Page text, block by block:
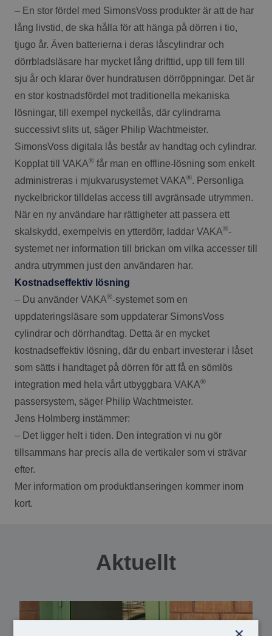
– En stor fördel med SimonsVoss produkter är att de har
lång livstid, de ska hålla för att hänga på dörren i tio,
tjugo år. Även batterierna i deras låscylindrar och
dörrbladsläsare har mycket lång drifttid, upp till fem till
sju år och klarar över hundratusen dörröppningar. Det är
en stor kostnadsfördel mot traditionella mekaniska
lösningar, till exempel nyckellås, där cylindrarna
successivt slits ut, säger Philip Wachtmeister.
SimonsVoss digitala lås består av handtag och cylindrar.
Kopplat till VAKA® får man en offline-lösning som enkelt
administreras i mjukvarusystemet VAKA®. Personliga
nyckelbrickor tilldelas access till avgränsade utrymmen.
När en ny användare har rättigheter att passera ett
skalskydd, exempelvis en ytterdörr, laddar VAKA®-
systemet ner information till brickan om vilka accesser till
andra utrymmen just den användaren har.
Kostnadseffektiv lösning
– Du använder VAKA®-systemet som en
uppdateringsläsare som uppdaterar SimonsVoss
cylindrar och dörrhandtag. Detta är en mycket
kostnadseffektiv lösning, där du enbart investerar i låset
som sätts i handtaget på dörren för att få en sömlös
integration med hela vårt utbyggbara VAKA®
passersystem, säger Philip Wachtmeister.
Jens Holmberg instämmer:
– Det ligger helt i tiden. Den integration vi nu gör
tillsammans har precis alla de vertikaler som vi strävar
efter.
Mer information om produktlanseringen kommer inom
kort.
Aktuellt